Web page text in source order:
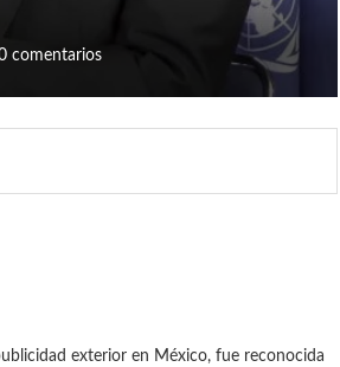
comentarios
exterior en México, fue reconocida